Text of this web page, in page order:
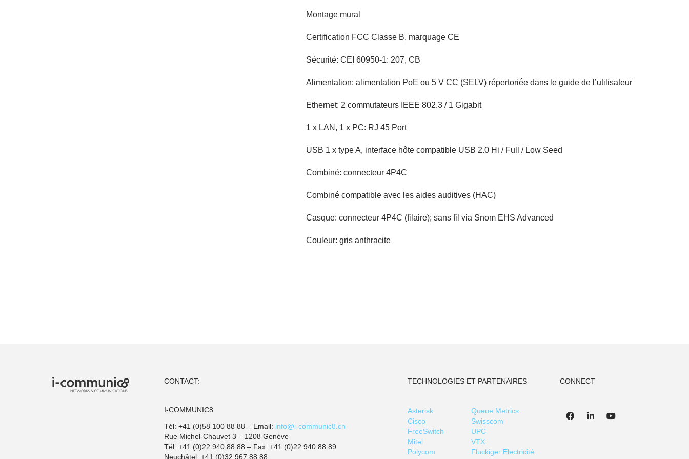
Montage mural
Certification FCC Classe B, marquage CE
Sécurité: CEI 60950-1: 207, CB
Alimentation: alimentation PoE ou 5 V CC (SELV) répertoriée dans le guide de l’utilisateur
Ethernet: 2 commutateurs IEEE 802.3 / 1 Gigabit
1 x LAN, 1 x PC: RJ 45 Port
USB 1 x type A, interface hôte compatible USB 2.0 Hi / Full / Low Seed
Combiné: connecteur 4P4C
Combiné compatible avec les aides auditives (HAC)
Casque: connecteur 4P4C (filaire); sans fil via Snom EHS Advanced
Couleur: gris anthracite
CONTACT:
I-COMMUNIC8
Tél: +41 (0)58 100 88 88 – Email: info@i-communic8.ch
Rue Michel-Chauvet 3 – 1208 Genève
Tél: +41 (0)22 940 88 88 – Fax: +41 (0)22 940 88 89
Neuchâtel: +41 (0)32 967 88 88
TECHNOLOGIES ET PARTENAIRES
Asterisk
Cisco
FreeSwitch
Mitel
Polycom
Queue Metrics
Swisscom
UPC
VTX
Fluckiger Electricité
CONNECT